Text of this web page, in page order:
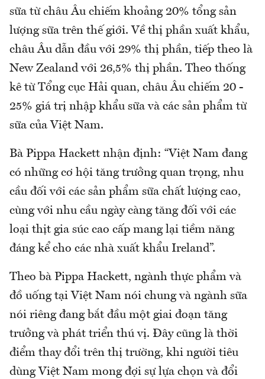
sữa từ châu Âu chiếm khoảng 20% tổng sản
lượng sữa trên thế giới. Về thị phần xuất khẩu,
châu Âu dẫn đầu với 29% thị phần, tiếp theo là
New Zealand với 26,5% thị phần. Theo thống
kê từ Tổng cục Hải quan, châu Âu chiếm 20 -
25% giá trị nhập khẩu sữa và các sản phẩm từ
sữa của Việt Nam.
Bà Pippa Hackett nhận định: “Việt Nam đang
có những cơ hội tăng trưởng quan trọng, nhu
cầu đối với các sản phẩm sữa chất lượng cao,
cùng với nhu cầu ngày càng tăng đối với các
loại thịt gia súc cao cấp mang lại tiềm năng
đáng kể cho các nhà xuất khẩu Ireland”.
Theo bà Pippa Hackett, ngành thực phẩm và
đồ uống tại Việt Nam nói chung và ngành sữa
nói riêng đang bắt đầu một giai đoạn tăng
trưởng và phát triển thú vị. Đây cũng là thời
điểm thay đổi trên thị trường, khi người tiêu
dùng Việt Nam mong đợi sự lựa chọn và đổi